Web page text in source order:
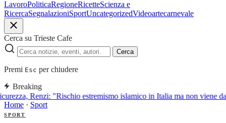
LavoroPoliticaRegioneRicetteScienza e
RicercaSegnalazioniSportUncategorizedVideoartecarnevale
Cerca su Trieste Cafe
Cerca
Premi Esc per chiudere
Breaking
Renzi: "Rischio estremismo islamico in Italia ma non viene
Home · Sport
SPORT